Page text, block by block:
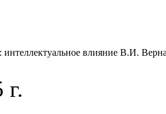
интеллектуальное влияние В.И.